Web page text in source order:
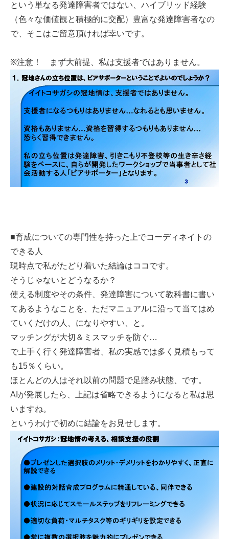
という単なる発達障害者ではない、ハイブリッド経験
（色々な価値観と積極的に交配）豊富な発達障害者なの
で、そこはご留意頂ければ幸いです。
※注意！ まず大前提、私は支援者ではありません。
■育成についての専門性を持った上でコーディネイトの
できる人
現時点で私がたどり着いた結論はココです。
そうじゃないとどうなるか？
使える制度やその条件、発達障害について教科書に書い
てあるようなことを、ただマニュアルに沿って当てはめ
ていくだけの人、になりやすい、と。
マッチングが大切＆ミスマッチを防ぐ…
で上手く行く発達障害者、私の実感では多く見積もって
も15％くらい。
ほとんどの人はそれ以前の問題で足踏み状態、です。
AIが発展したら、上記は省略できるようになると私は思
いますね。
というわけで初めに結論をお見せします。